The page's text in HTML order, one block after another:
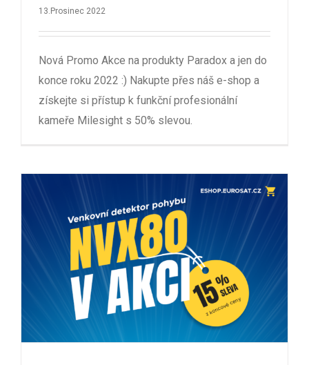
13.Prosinec 2022
Nová Promo Akce na produkty Paradox a jen do
konce roku 2022 :) Nakupte přes náš e-shop a
získejte si přístup k funkční profesionální
kameře Milesight s 50% slevou.